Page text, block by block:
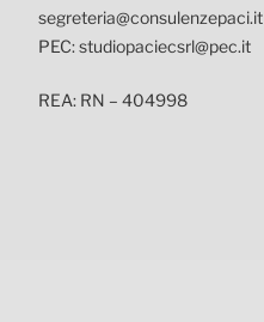
segreteria@consulenzepaci.it
PEC: studiopaciecsrl@pec.it
REA: RN – 404998